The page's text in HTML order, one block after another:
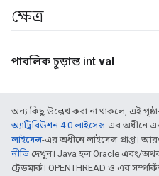
ক্ষেত্র
পাবলিক চূড়ান্ত int val
অন্য কিছু উল্লেখ করা না থাকলে, এই
অ্যাট্রিবিউশন 4.0 লাইসেন্স-এর অধীনে
লাইসেন্স-এর অধীনে লাইসেন্স প্রাপ্ত।
নীতি দেখুন। Java হল Oracle এবং/অথবা
ট্রেডমার্ক। OPENTHREAD ও এর